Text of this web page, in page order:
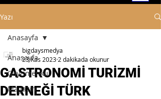
Yazı
Anasayfa
Gayrimenkul
Magazin
Anasayfa
GASTRONOMİ TURİZMİ
DERNEĞİ TÜRK
bigdaysmedya
23 Kas 2023 2 dakikada okunur